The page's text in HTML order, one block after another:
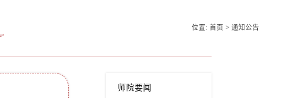
位置: 首页 > 通知公告
师院要闻